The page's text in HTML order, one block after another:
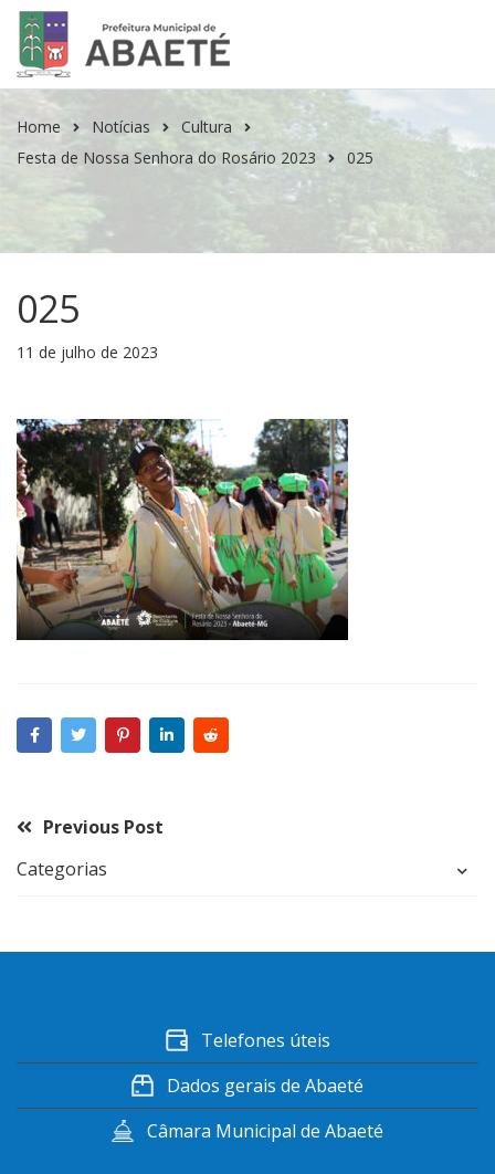
Home Notícias
Cultura
Festa de Nossa Senhora do Rosário 2023
025
025
11 de julho de 2023
Previous Post
Categorias
Telefones úteis
Dados gerais de Abaeté
Câmara Municipal de Abaeté